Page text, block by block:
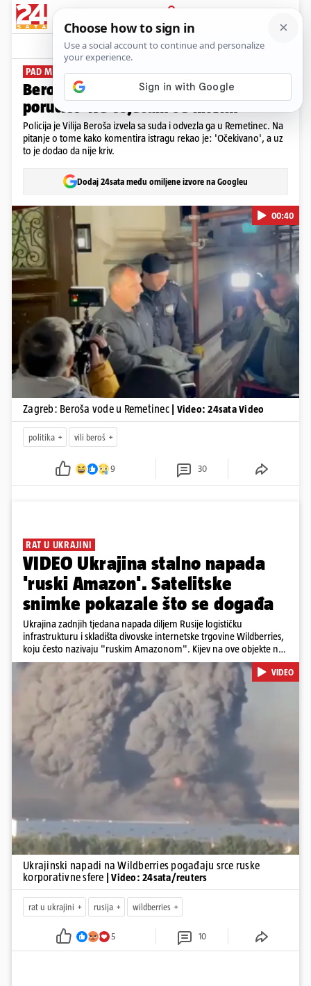
PRIJAVA
News Komentari
PAD MINISTRA
Beroša odveli u Remetinec, a on
poručio: 'Ne osjećam se krivim'
Policija je Vilija Beroša izvela sa suda i odvezla ga u Remetinec. Na
pitanje o tome kako komentira istragu rekao je: 'Očekivano', a uz
to je dodao da nije kriv.
Dodaj 24sata među omiljene izvore na Googleu
Pokretanje videa...
00:40
Zagreb: Beroša vode u Remetinec | Video: 24sata Video
politika vili beroš
9 30
RAT U UKRAJINI
VIDEO Ukrajina stalno napada
'ruski Amazon'. Satelitske
snimke pokazale što se događa
Ukrajina zadnjih tjedana napada diljem Rusije logističku
infrastrukturu i skladišta divovske internetske trgovine Wildberries,
koju često nazivaju "ruskim Amazonom". Kijev na ove objekte ne
gleda samo kao na obična trgovačka skladišta, već tvrdi da ih ruske
snage koriste i za vojne potrebe, odnosno za skladištenje i
distribuciju dijelova za dronove i druge opreme koja se koristi u
ratu. S druge strane, napadi služe i kao izravan odgovor na ruska
bombardiranja ukrajinske poštanske i logističke infrastrukture te
kao način da se ekonomske posljedice rata prenesu dublje na ruski
teritorij i približe običnim građanima.
Pokretanje videa...
VIDEO
Ukrajinski napadi na Wildberries pogađaju srce ruske
korporativne sfere
| Video: 24sata/reuters
rat u ukrajini rusija wildberries
5 10